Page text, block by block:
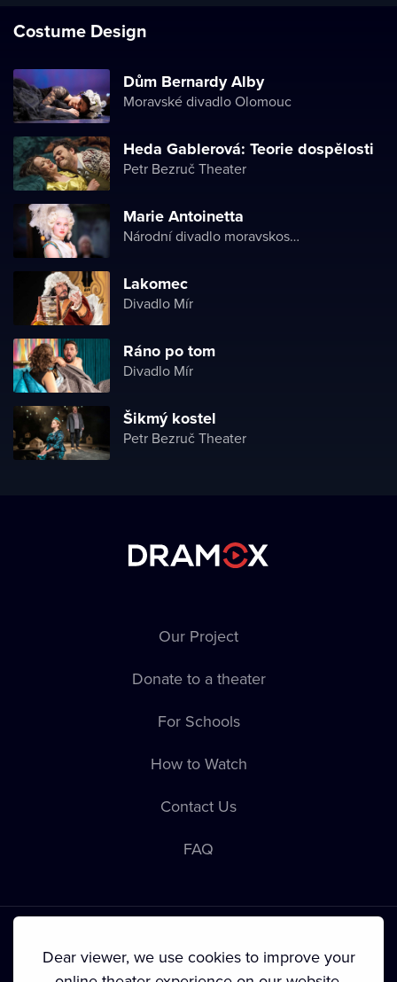
Costume Design
Dům Bernardy Alby
Moravské divadlo Olomouc
Heda Gablerová: Teorie dospělosti
Petr Bezruč Theater
Marie Antoinetta
Národní divadlo moravskoslezské
Lakomec
Divadlo Mír
Ráno po tom
Divadlo Mír
Šikmý kostel
Petr Bezruč Theater
Our Project
Donate to a theater
For Schools
How to Watch
Contact Us
FAQ
Dear viewer, we use cookies to improve your